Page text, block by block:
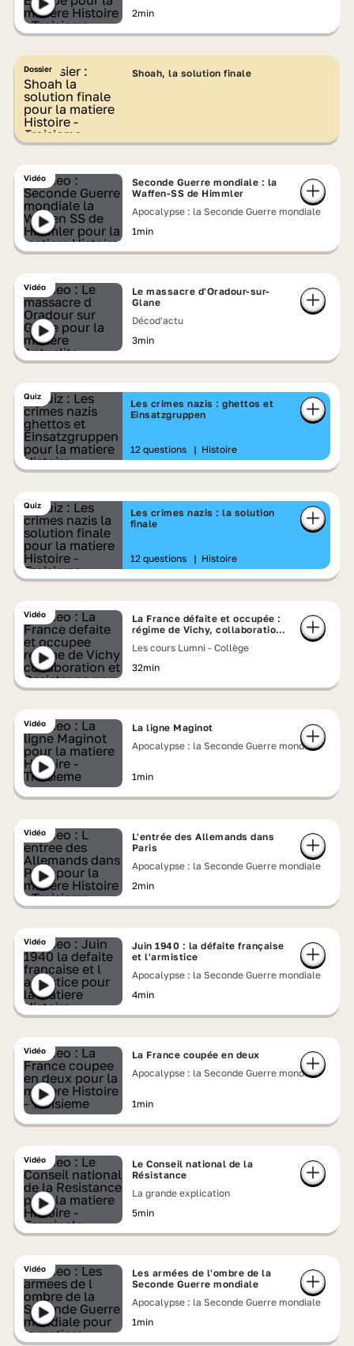
2min
Dossier Shoah, la solution finale
Vidéo
Seconde Guerre mondiale : la
Waffen-SS de Himmler
Apocalypse : la Seconde Guerre mondiale
1min
Vidéo
Le massacre d'Oradour-sur-
Glane
Décod'actu
3min
Quiz
Les crimes nazis : ghettos et
Einsatzgruppen
12 questions | Histoire
Quiz
Les crimes nazis : la solution
finale
12 questions | Histoire
Vidéo
La France défaite et occupée :
régime de Vichy, collaboration
Les cours Lumni - Collège
32min
Vidéo
La ligne Maginot
Apocalypse : la Seconde Guerre mondiale
1min
Vidéo
L'entrée des Allemands dans
Paris
Apocalypse : la Seconde Guerre mondiale
2min
Vidéo
Juin 1940 : la défaite française
et l'armistice
Apocalypse : la Seconde Guerre mondiale
4min
Vidéo
La France coupée en deux
Apocalypse : la Seconde Guerre mondiale
1min
Vidéo
Le Conseil national de la
Résistance
La grande explication
5min
Vidéo
Les armées de l'ombre de la
Seconde Guerre mondiale
Apocalypse : la Seconde Guerre mondiale
1min